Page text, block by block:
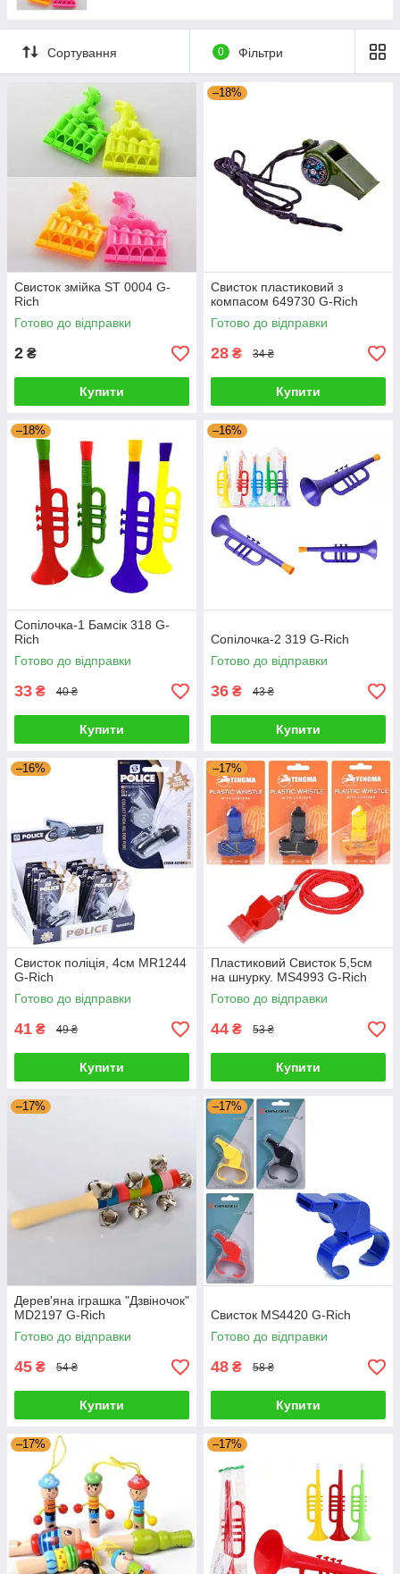
Сортування 0 Фільтри
Свисток змійка ST 0004 G-
Rich
Готово до відправки
2 ₴
Купити
–18%
Свисток пластиковий з
компасом 649730 G-Rich
Готово до відправки
28 ₴ 34 ₴
Купити
–18%
Сопілочка-1 Бамсік 318 G-
Rich
Готово до відправки
33 ₴ 40 ₴
Купити
–16%
Сопілочка-2 319 G-Rich
Готово до відправки
36 ₴ 43 ₴
Купити
–16%
Свисток поліція, 4см MR1244
G-Rich
Готово до відправки
41 ₴ 49 ₴
Купити
–17%
Пластиковий Свисток 5,5см
на шнурку. MS4993 G-Rich
Готово до відправки
44 ₴ 53 ₴
Купити
–17%
Дерев'яна іграшка "Дзвіночок"
MD2197 G-Rich
Готово до відправки
45 ₴ 54 ₴
Купити
–17%
Свисток MS4420 G-Rich
Готово до відправки
48 ₴ 58 ₴
Купити
–17% –17%